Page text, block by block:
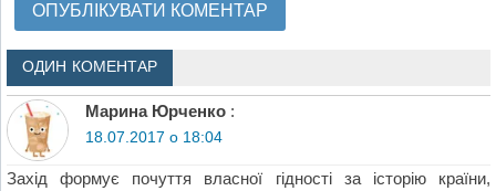
ОДИН КОМЕНТАР
Марина Юрченко :
18.07.2017 о 18:04
Захід формує почуття власної гідності за історію країни,